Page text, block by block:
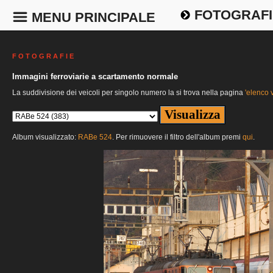
MENU PRINCIPALE
F O T O G R A F I E
Immagini ferroviarie a scartamento normale
La suddivisione dei veicoli per singolo numero la si trova nella pagina 'elenco
Album visualizzato: RABe 524. Per rimuovere il filtro dell'album premi qui.